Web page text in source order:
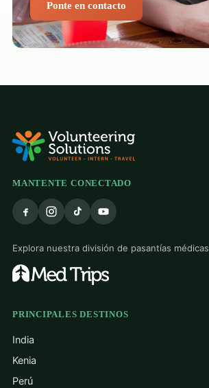
Ponte en contacto
MANTENTE CONECTADO
Explora nuestra división de pasantías médicas
PRINCIPALES DESTINOS
India
Kenia
Perú